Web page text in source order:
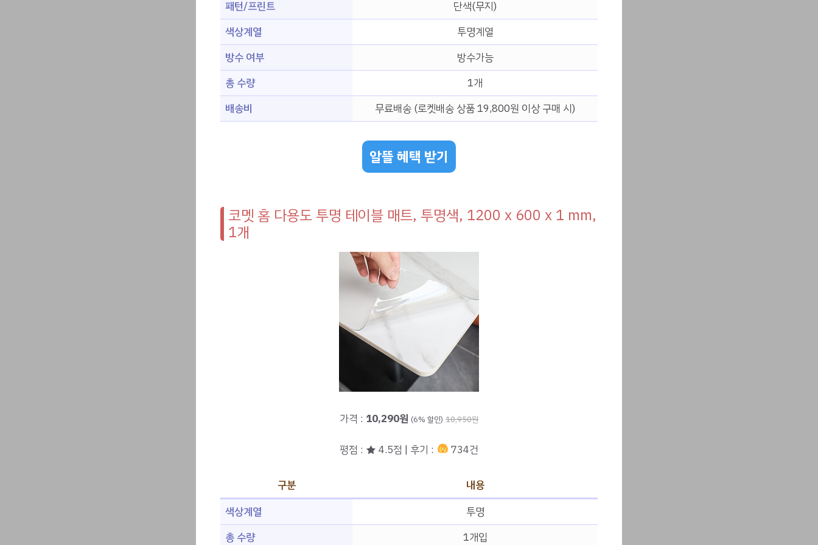
패턴/프린트
단색(무지)
색상계열
투명계열
방수 여부
방수가능
총 수량
1개
배송비
무료배송 (로켓배송 상품 19,800원 이상 구매 시)
알뜰 혜택 받기
코멧 홈 다용도 투명 테이블 매트, 투명색, 1200 x 600 x 1 mm,
1개
가격 : 10,290원 (6% 할인) 10,950원
평점 : ★ 4.5점 | 후기 : 734건
구분
내용
색상계열
투명
총 수량
1개입